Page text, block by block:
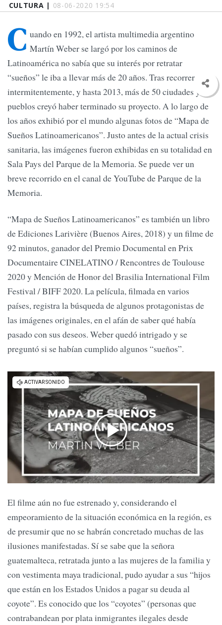
CULTURA | 08-06-2020 19:54
C uando en 1992, el artista multimedia argentino
Martín Weber se largó por los caminos de
Latinoamérica no sabía que su interés por retratar
“sueños” le iba a llevar más de 20 años. Tras recorrer
intermitentemente, y hasta 2013, más de 50 ciudades y
pueblos creyó haber terminado su proyecto. A lo largo de
los años exhibió por el mundo algunas fotos de “Mapa de
Sueños Latinoamericanos”. Justo antes de la actual crisis
sanitaria, las imágenes fueron exhibidas en su totalidad en
Sala Pays del Parque de la Memoria. Se puede ver un
breve recorrido en el canal de YouTube de Parque de la
Memoria.
“Mapa de Sueños Latinoamericanos” es también un libro
de Ediciones Larivière (Buenos Aires, 2018) y un filme de
92 minutos, ganador del Premio Documental en Prix
Documentaire CINELATINO / Rencontres de Toulouse
2020 y Mención de Honor del Brasilia International Film
Festival / BIFF 2020. La película, filmada en varios
países, registra la búsqueda de algunos protagonistas de
las imágenes originales, en el afán de saber qué había
pasado con sus deseos. Weber quedó intrigado y se
preguntó si se habían cumplido algunos “sueños”.
El filme aún no fue estrenado y, considerando el
empeoramiento de la situación económica en la región, es
de presumir que no se habrán concretado muchas de las
ilusiones manifestadas. Sí se sabe que la señora
guatemalteca, retratada junto a las mujeres de la familia y
con vestimenta maya tradicional, pudo ayudar a sus “hijos
que están en los Estados Unidos a pagar su deuda al
coyote”. Es conocido que los “coyotes” (personas que
contrabandean por plata inmigrantes ilegales desde